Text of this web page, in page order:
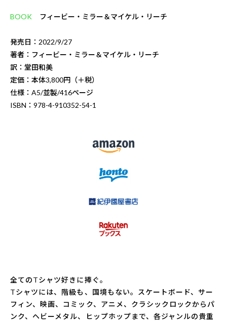
BOOK フィービー・ミラー＆マイケル・リーチ
発売日：2022/9/27
著者：フィービー・ミラー＆マイケル・リーチ
訳：堂田和美
定価：本体3,800円（＋税）
仕様：A5/並製/416ページ
ISBN：978-4-910352-54-1
全てのTシャツ好きに捧ぐ。
Tシャツには、階級も、国境もない。スケートボード、サー
フィン、映画、コミック、アニメ、クラシックロックからパ
ンク、ヘビーメタル、ヒップホップまで、各ジャンルの貴重